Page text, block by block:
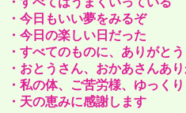
・今日もいい夢をみるぞ
・今日の楽しい日だった
・すべてのものに、ありがとう
・おとうさん、おかあさんあ
・私の体、ご苦労様、ゆっく
・天の恵みに感謝します